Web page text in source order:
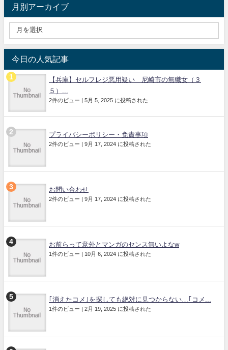
月別アーカイブ
今日の人気記事
【兵庫】セルフレジ悪用疑い 尼崎市の無職女（３
５）...
2件のビュー | 5月 5, 2025 に投稿された
プライバシーポリシー・免責事項
2件のビュー | 9月 17, 2024 に投稿された
お問い合わせ
2件のビュー | 9月 17, 2024 に投稿された
お前らって意外とマンガのセンス無いよなw
1件のビュー | 10月 6, 2024 に投稿された
｢消えたコメ｣を探しても絶対に見つからない…｢コメ...
1件のビュー | 2月 19, 2025 に投稿された